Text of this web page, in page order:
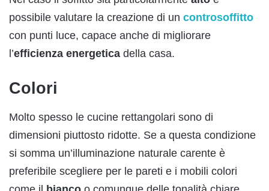
possibile valutare la creazione di un controsoffitto
con punti luce, capace anche di migliorare
l’efficienza energetica della casa.
Colori
Molto spesso le cucine rettangolari sono di
dimensioni piuttosto ridotte. Se a questa condizione
si somma un’illuminazione naturale carente è
preferibile scegliere per le pareti e i mobili colori